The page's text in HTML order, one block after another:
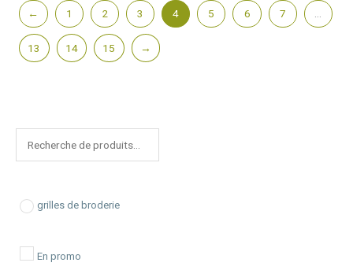
e
grilles de broderie
En promo
← 1 2 3 4 5 6 7
13 14 15 →